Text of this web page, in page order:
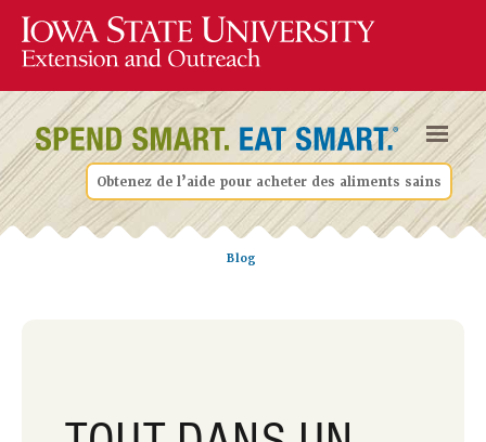
Obtenez de l’aide pour acheter des aliments sains
Blog